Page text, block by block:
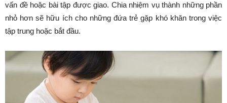
vấn đề hoặc bài tập được giao. Chia nhiệm vụ thành những phần
nhỏ hơn sẽ hữu ích cho những đứa trẻ gặp khó khăn trong việc
tập trung hoặc bắt đầu.